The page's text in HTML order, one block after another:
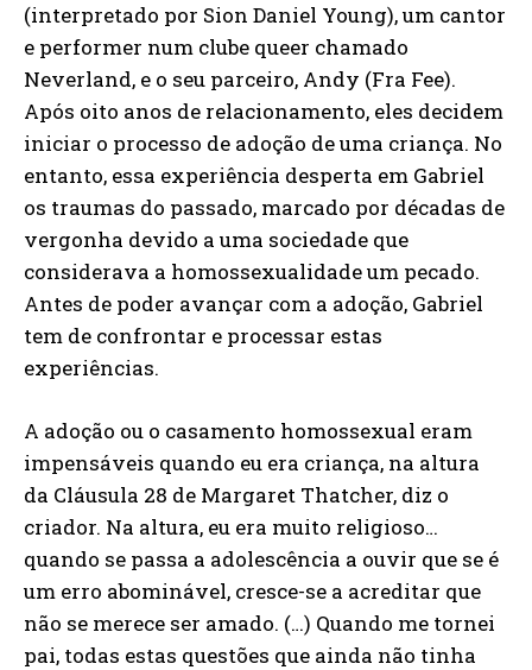
(interpretado por Sion Daniel Young), um cantor
e performer num clube queer chamado
Neverland, e o seu parceiro, Andy (Fra Fee).
Após oito anos de relacionamento, eles decidem
iniciar o processo de adoção de uma criança. No
entanto, essa experiência desperta em Gabriel
os traumas do passado, marcado por décadas de
vergonha devido a uma sociedade que
considerava a homossexualidade um pecado.
Antes de poder avançar com a adoção, Gabriel
tem de confrontar e processar estas
experiências.
A adoção ou o casamento homossexual eram
impensáveis quando eu era criança, na altura
da Cláusula 28 de Margaret Thatcher, diz o
criador. Na altura, eu era muito religioso…
quando se passa a adolescência a ouvir que se é
um erro abominável, cresce-se a acreditar que
não se merece ser amado. (…) Quando me tornei
pai, todas estas questões que ainda não tinha